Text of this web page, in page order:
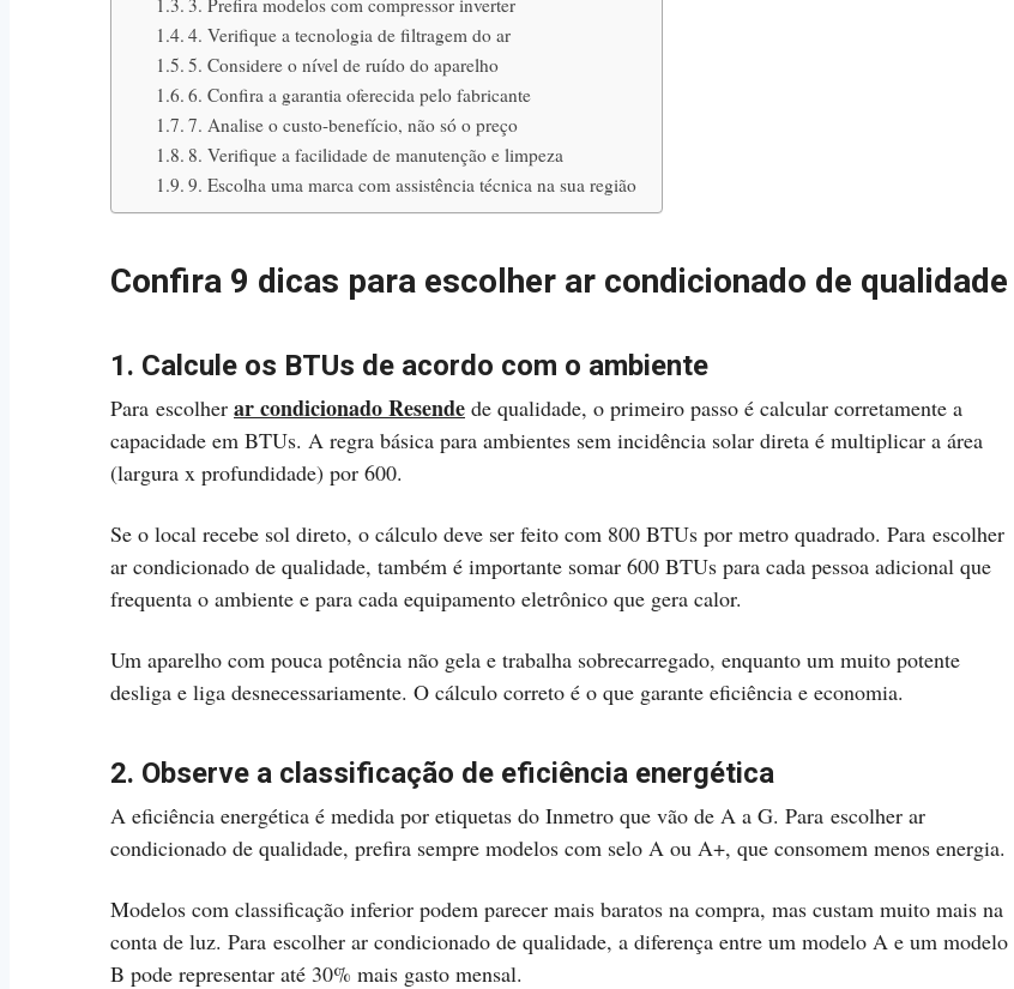
3. Prefira modelos com compressor inverter
4. Verifique a tecnologia de filtragem do ar
5. Considere o nível de ruído do aparelho
6. Confira a garantia oferecida pelo fabricante
7. Analise o custo-benefício, não só o preço
8. Verifique a facilidade de manutenção e limpeza
9. Escolha uma marca com assistência técnica na sua região
Confira 9 dicas para escolher ar condicionado de qualidade
1. Calcule os BTUs de acordo com o ambiente
Para escolher ar condicionado Resende de qualidade, o primeiro passo é calcular corretamente a
capacidade em BTUs. A regra básica para ambientes sem incidência solar direta é multiplicar a área
(largura x profundidade) por 600.
Se o local recebe sol direto, o cálculo deve ser feito com 800 BTUs por metro quadrado. Para escolher
ar condicionado de qualidade, também é importante somar 600 BTUs para cada pessoa adicional que
frequenta o ambiente e para cada equipamento eletrônico que gera calor.
Um aparelho com pouca potência não gela e trabalha sobrecarregado, enquanto um muito potente
desliga e liga desnecessariamente. O cálculo correto é o que garante eficiência e economia.
2. Observe a classificação de eficiência energética
A eficiência energética é medida por etiquetas do Inmetro que vão de A a G. Para escolher ar
condicionado de qualidade, prefira sempre modelos com selo A ou A+, que consomem menos energia.
Modelos com classificação inferior podem parecer mais baratos na compra, mas custam muito mais na
conta de luz. Para escolher ar condicionado de qualidade, a diferença entre um modelo A e um modelo
B pode representar até 30% mais gasto mensal.